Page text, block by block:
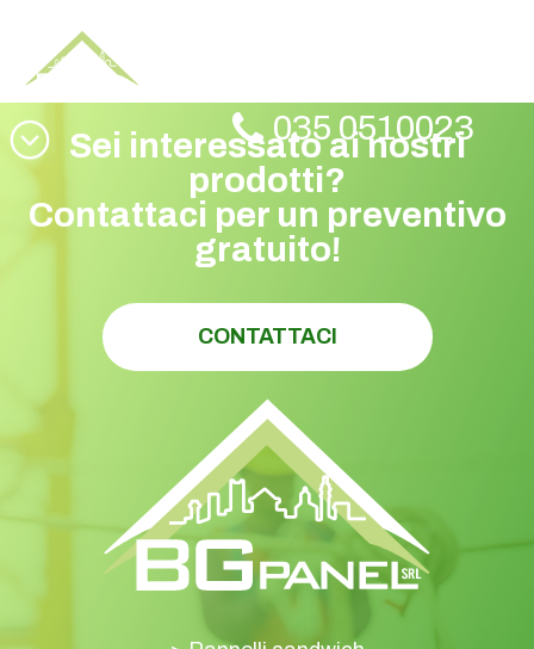
035 0510023
ST ON01 ONDAPIU 177 51
Sei interessato ai nostri
prodotti?
Contattaci per un preventivo
gratuito!
CONTATTACI